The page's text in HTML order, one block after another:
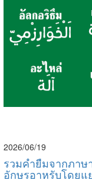
2026/06/19
รวมคำยืมจากภาษ
อักษรอาหรับโดยแ